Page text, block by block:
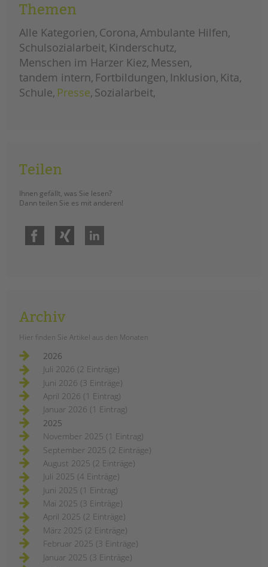
Themen
Alle Kategorien Corona Ambulante Hilfen
Schulsozialarbeit Kinderschutz
Menschen im Harzer Kiez Messen
tandem intern Fortbildungen Inklusion Kita
Schule Presse Sozialarbeit
Teilen
Ihnen gefällt, was Sie lesen?
Dann teilen Sie es mit anderen!
Facebook Xing
Archiv
Hier finden Sie Artikel aus den Monaten
2026
Juli 2026 (2 Einträge)
Juni 2026 (3 Einträge)
April 2026 (1 Eintrag)
Januar 2026 (1 Eintrag)
2025
November 2025 (1 Eintrag)
September 2025 (2 Einträge)
August 2025 (2 Einträge)
Juli 2025 (4 Einträge)
Juni 2025 (1 Eintrag)
Mai 2025 (3 Einträge)
April 2025 (2 Einträge)
März 2025 (2 Einträge)
Februar 2025 (3 Einträge)
Januar 2025 (3 Einträge)